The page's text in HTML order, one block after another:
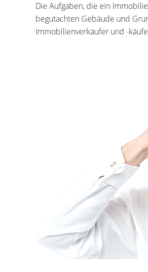
Die Aufgaben, die ein
begutachten Gebäude und
Immobilienverkäufer und -